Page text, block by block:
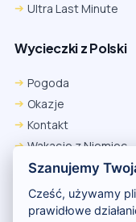
Ultra Last Minute
Wycieczki z Polski
Pogoda
Okazje
Kontakt
Wakacje z Niemiec
Polityka Prywatności
Wakacje w Egipcie
Rankingi hoteli
Szanujemy
Cześć, używamy
prawidłowe